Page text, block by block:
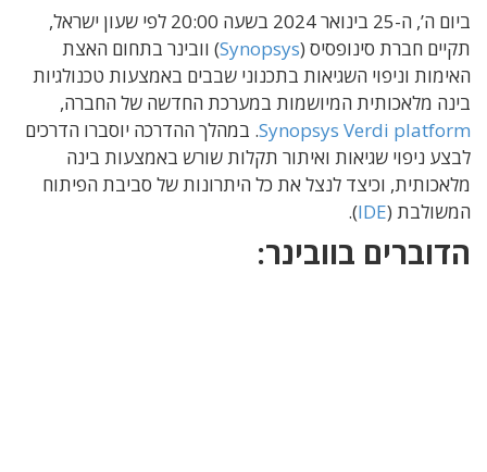
ביום ה’, ה-25 בינואר 2024 בשעה 20:00 לפי שעון ישראל,
תקיים חברת סינופסיס (Synopsys) וובינר בתחום האצת
האימות וניפוי השגיאות בתכנוני שבבים באמצעות טכנולגיות
בינה מלאכותית המיושמות במערכת החדשה של החברה,
Synopsys Verdi platform. במהלך ההדרכה יוסברו הדרכים
לבצע ניפוי שגיאות ואיתור תקלות שורש באמצעות בינה
מלאכותית, וכיצד לנצל את כל היתרונות של סביבת הפיתוח
המשולבת (IDE
).
הדוברים בוובינר: